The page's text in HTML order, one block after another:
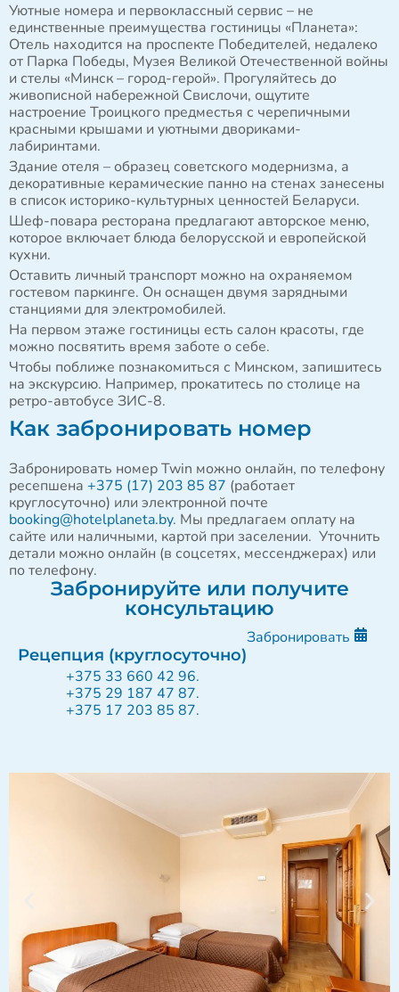
Уютные номера и первоклассный сервис – не
единственные преимущества гостиницы «Планета»:
Отель находится на проспекте Победителей, недалеко
от Парка Победы, Музея Великой Отечественной войны
и стелы «Минск – город-герой». Прогуляйтесь до
живописной набережной Свислочи, ощутите
настроение Троицкого предместья с черепичными
красными крышами и уютными двориками-
лабиринтами.
Здание отеля – образец советского модернизма, а
декоративные керамические панно на стенах занесены
в список историко-культурных ценностей Беларуси.
Шеф-повара ресторана предлагают авторское меню,
которое включает блюда белорусской и европейской
кухни.
Оставить личный транспорт можно на охраняемом
гостевом паркинге. Он оснащен двумя зарядными
станциями для электромобилей.
На первом этаже гостиницы есть салон красоты, где
можно посвятить время заботе о себе.
Чтобы поближе познакомиться с Минском, запишитесь
на экскурсию. Например, прокатитесь по столице на
ретро-автобусе ЗИС-8.
Как забронировать номер
Забронировать номер Twin можно онлайн, по телефону
ресепшена +375 (17) 203 85 87 (работает
круглосуточно) или электронной почте
booking@hotelplaneta.by. Мы предлагаем оплату на
сайте или наличными, картой при заселении. Уточнить
детали можно онлайн (в соцсетях, мессенджерах) или
по телефону.
Забронируйте или получите
консультацию
Забронировать
Рецепция (круглосуточно)
+375 33 660 42 96.
+375 29 187 47 87.
+375 17 203 85 87.